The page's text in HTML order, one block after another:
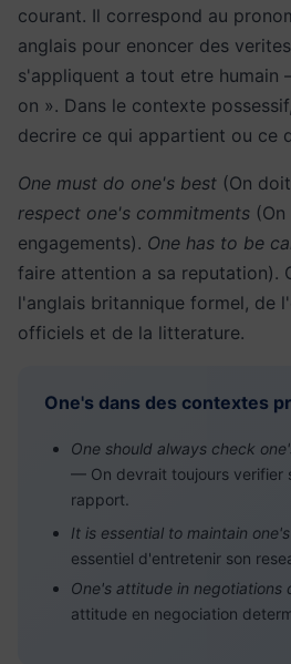
courant. Il correspond au
anglais pour enoncer des
s'appliquent a tout etre
on ». Dans le contexte possessif,
decrire ce qui appartient ou ce
One must do one's best (On
respect one's commitments
engagements). One has to be
faire attention a sa reputation).
l'anglais britannique formel, de
officiels et de la litterature.
One's dans des contextes
One should always check
— On devrait toujours verifier
rapport.
It is essential to maintain
essentiel d'entretenir son
One's attitude in negotiations
attitude en negociation